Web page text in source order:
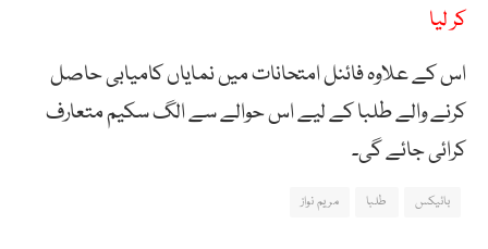
کر لیا
اس کے علاوہ فائنل امتحانات میں نمایاں کامیابی حاصل
کرنے والے طلبا کے لیے اس حوالے سے الگ سکیم متعارف
کرائی جائے گی۔
بائیکس طلبا مریم نواز